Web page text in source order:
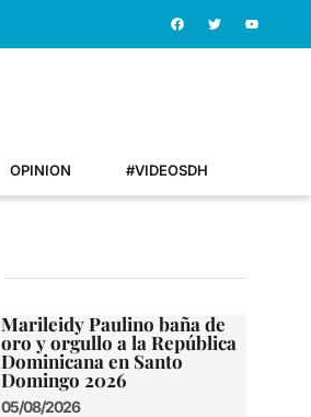
OPINION #VIDEOSDH
Marileidy Paulino baña de
oro y orgullo a la República
Dominicana en Santo
Domingo 2026
05/08/2026